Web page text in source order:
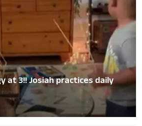
at 3!! Josiah practices daily